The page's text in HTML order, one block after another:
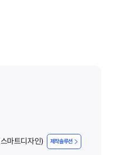
마트디자인) 제작솔루션